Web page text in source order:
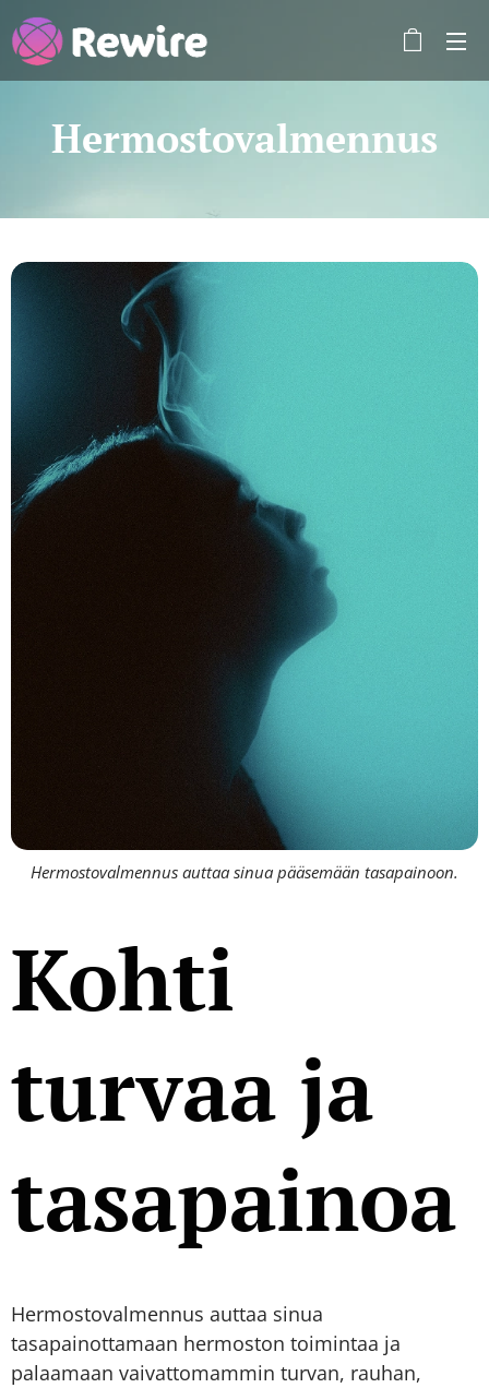
Hermostovalmennus
Hermostovalmennus auttaa sinua pääsemään tasapainoon.
Kohti
turvaa ja
tasapainoa
Hermostovalmennus auttaa sinua
tasapainottamaan hermoston toimintaa ja
palaamaan vaivattomammin turvan, rauhan,